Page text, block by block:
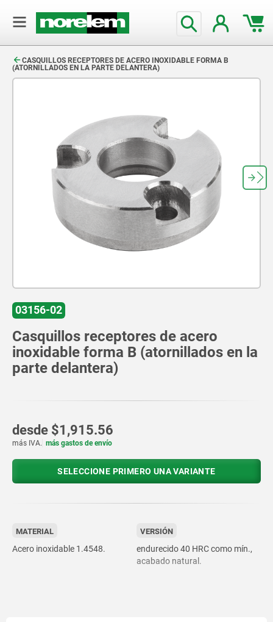
CASQUILLOS RECEPTORES DE ACERO INOXIDABLE FORMA B
(ATORNILLADOS EN LA PARTE DELANTERA)
03156-02
Casquillos receptores de acero
inoxidable forma B (atornillados en la
parte delantera)
desde $1,915.56
más IVA. más gastos de envío
SELECCIONE PRIMERO UNA VARIANTE
MATERIAL
Acero inoxidable 1.4548.
VERSIÓN
endurecido 40 HRC como mín.,
acabado natural.